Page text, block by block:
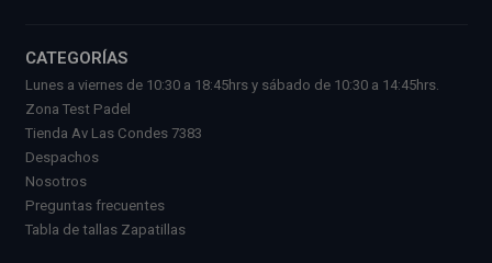
CATEGORÍAS
Lunes a viernes de 10:30 a 18:45hrs y sábado de 10:30 a 14:45hrs.
Zona Test Padel
Tienda Av Las Condes 7383
Despachos
Nosotros
Preguntas frecuentes
Tabla de tallas Zapatillas